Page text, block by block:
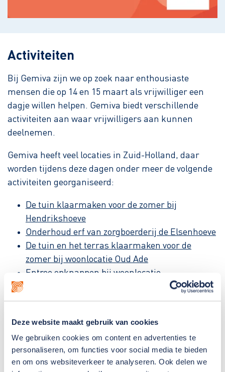
Deze website maakt gebruik van cookies
We gebruiken cookies om content en advertenties te
personaliseren, om functies voor social media te bieden
en om ons websiteverkeer te analyseren. Ook delen we
Activiteiten
Bij Gemiva zijn we op zoek naar enthousiaste
mensen die op 14 en 15 maart als vrijwilliger een
dagje willen helpen. Gemiva biedt verschillende
activiteiten aan waar vrijwilligers aan kunnen
deelnemen.
Gemiva heeft veel locaties in Zuid-Holland, daar
worden tijdens deze dagen onder meer de volgende
activiteiten georganiseerd:
De tuin klaarmaken voor de zomer bij
Hendrikshoeve
Onderhoud erf van zorgboerderij de Elsenhoeve
De tuin en het terras klaarmaken voor de
zomer bij woonlocatie Oud Ade
Entree opknappen bij woonlocatie
Lenteproject bij zorgboerderij de Bonte Koe
Baanbreker
Tuinhuisje schuren en lakken bij
activiteitencentrum Sparring
Werken aan het onderhoud bij manege De